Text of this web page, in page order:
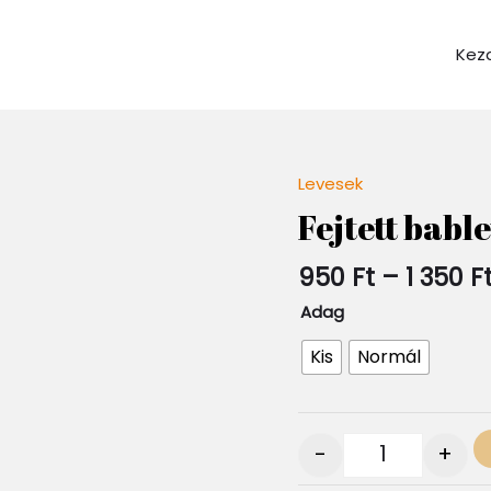
Levesek
Fejtett
950 Ft – 1 350
Adag
Kis Normál
- +